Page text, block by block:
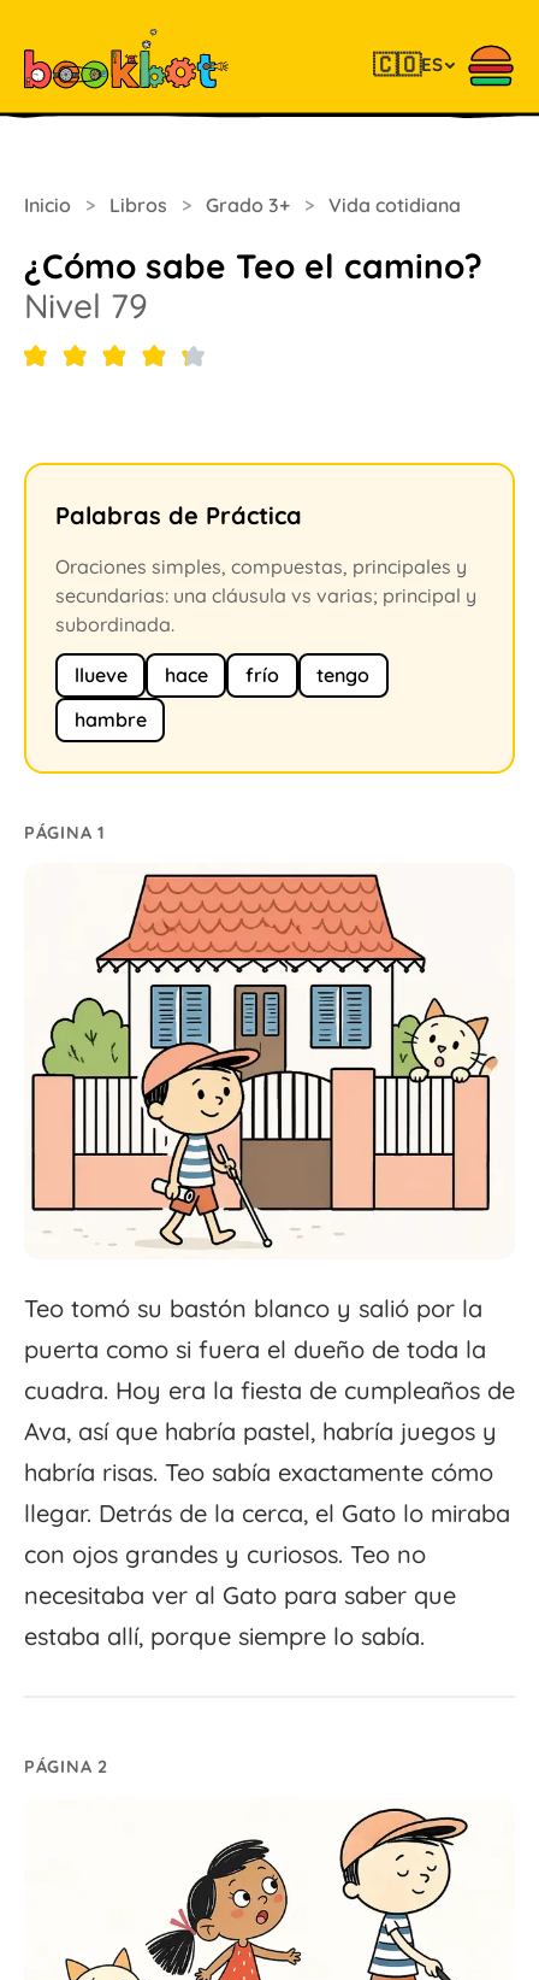
🇨🇴ES
Inicio > Libros > Grado 3+ > Vida cotidiana
¿Cómo sabe Teo el camino?
Nivel 79
Palabras de Práctica
Oraciones simples, compuestas, principales y
secundarias: una cláusula vs varias; principal y
subordinada.
llueve hace frío
tengo
hambre
PÁGINA 1
Teo tomó su bastón blanco y salió por la
puerta como si fuera el dueño de toda la
cuadra. Hoy era la fiesta de cumpleaños de
Ava, así que habría pastel, habría juegos y
habría risas. Teo sabía exactamente cómo
llegar. Detrás de la cerca, el Gato lo miraba
con ojos grandes y curiosos. Teo no
necesitaba ver al Gato para saber que
estaba allí, porque siempre lo sabía.
PÁGINA 2